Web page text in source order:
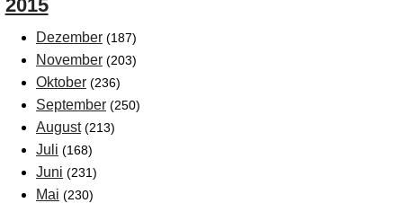
2015
Dezember (187)
November (203)
Oktober (236)
September (250)
August (213)
Juli (168)
Juni (231)
Mai (230)